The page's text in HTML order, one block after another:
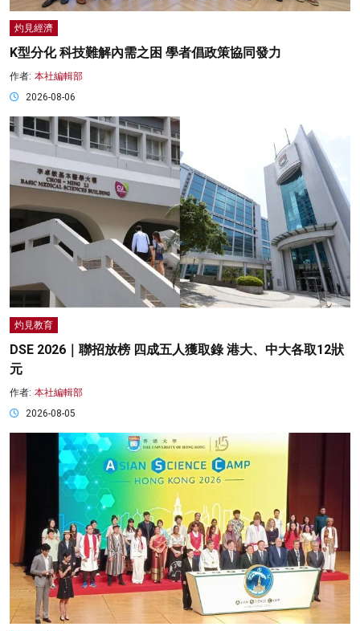
灼見經濟
K型分化 科技難解內需之困 學者倡政策協同發力
作者: 本社編輯部
2026-08-06
灼見教育
DSE 2026｜聯招放榜 四成五人獲取錄 港大、中大各取12狀
元
作者: 本社編輯部
2026-08-05